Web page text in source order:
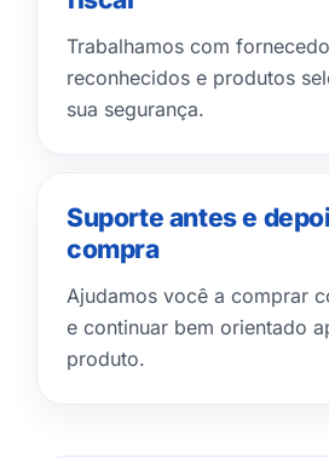
Trabalhamos com
reconhecidos e produtos
sua segurança.
Suporte antes e
compra
Ajudamos você a comprar
e continuar bem orientado
produto.